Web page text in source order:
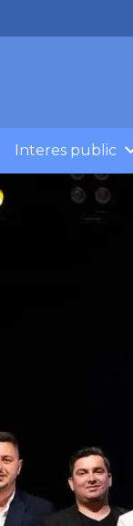
Interes public